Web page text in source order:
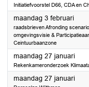
Initiatiefvoorstel D66, CDA en
maandag 3 februari2025
raadsbrieven Afronding
omgevingsvisie &
Ceintuurbaanzone
maandag 27 januari2025
Rekenkameronderzoek
maandag 27 januari2025